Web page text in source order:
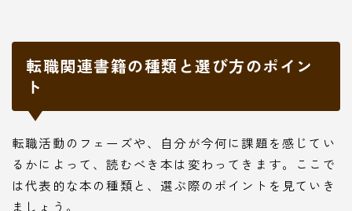
転職関連書籍の種類と選び方のポイン
ト
転職活動のフェーズや、自分が今何に課題を感じてい
るかによって、読むべき本は変わってきます。ここで
は代表的な本の種類と、選ぶ際のポイントを見ていき
ましょう。